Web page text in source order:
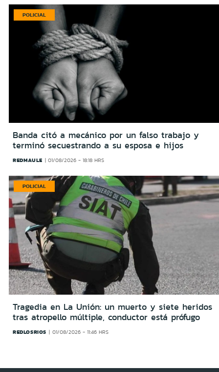
POLICIAL
Banda citó a mecánico por un falso trabajo y
terminó secuestrando a su esposa e hijos
REDMAULE 01/08/2026 - 18:18 HRS
POLICIAL
Tragedia en La Unión: un muerto y siete heridos
tras atropello múltiple, conductor está prófugo
REDLOSRIOS 01/08/2026 - 11:46 HRS